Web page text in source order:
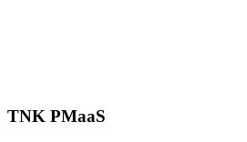
TNK PMaaS